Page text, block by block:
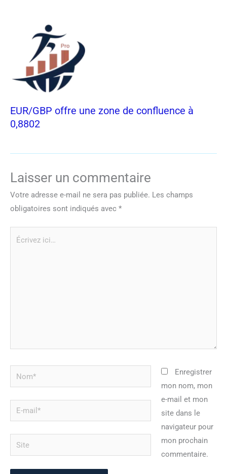
EUR/GBP offre une zone de confluence à
0,8802
Laisser un commentaire
Votre adresse e-mail ne sera pas publiée. Les champs
obligatoires sont indiqués avec *
Nom*
mail*
Site
Enregistrer
mon nom, mon
e-mail et mon
site dans le
navigateur pour
mon prochain
commentaire.